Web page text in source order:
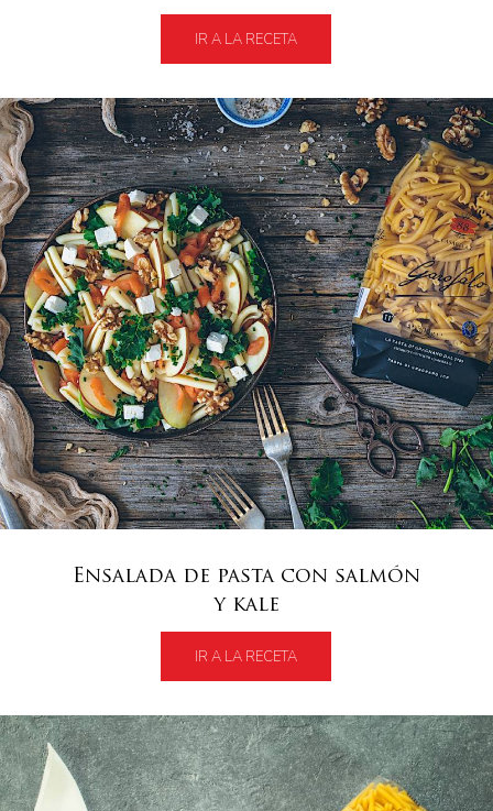
IR A LA RECETA
Ensalada de pasta con salmón
y kale
IR A LA RECETA